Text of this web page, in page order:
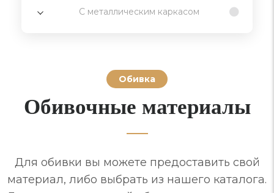
С металлическим каркасом
Обивка
Обивочные материалы
Для обивки вы можете предоставить свой
материал, либо выбрать из нашего каталога.